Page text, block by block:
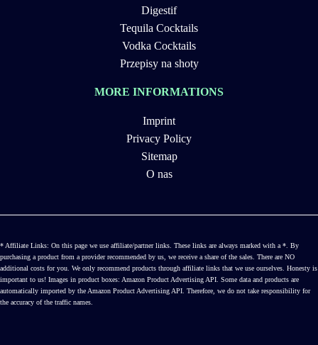
Digestif
Tequila Cocktails
Vodka Cocktails
Przepisy na shoty
MORE INFORMATIONS
Imprint
Privacy Policy
Sitemap
O nas
* Affiliate Links: On this page we use affiliate/partner links. These links are always marked with a *. By
purchasing a product from a provider recommended by us, we receive a share of the sales. There are NO
additional costs for you. We only recommend products through affiliate links that we use ourselves. Honesty is
important to us! Images in product boxes: Amazon Product Advertising API. Some data and products are
automatically imported by the Amazon Product Advertising API. Therefore, we do not take responsibility for
the accuracy of the traffic names.